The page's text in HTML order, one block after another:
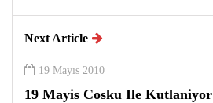
Next Article
19 Mayıs 2010
19 Mayis Cosku Ile Kutlaniyor